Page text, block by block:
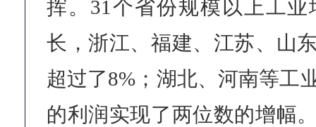
挥。31个省份规模以上工
长，浙江、福建、江苏、山
超过了8%；湖北、河南等工
的利润实现了两位数的增幅